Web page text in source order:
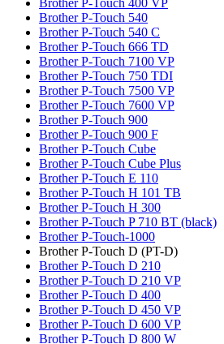
Brother P-Touch 400 VP
Brother P-Touch 540
Brother P-Touch 540 C
Brother P-Touch 666 TD
Brother P-Touch 7100 VP
Brother P-Touch 750 TDI
Brother P-Touch 7500 VP
Brother P-Touch 7600 VP
Brother P-Touch 900
Brother P-Touch 900 F
Brother P-Touch Cube
Brother P-Touch Cube Plus
Brother P-Touch E 110
Brother P-Touch H 101 TB
Brother P-Touch H 300
Brother P-Touch P 710 BT (black)
Brother P-Touch-1000
Brother P-Touch D (PT-D)
Brother P-Touch D 210
Brother P-Touch D 210 VP
Brother P-Touch D 400
Brother P-Touch D 450 VP
Brother P-Touch D 600 VP
Brother P-Touch D 800 W